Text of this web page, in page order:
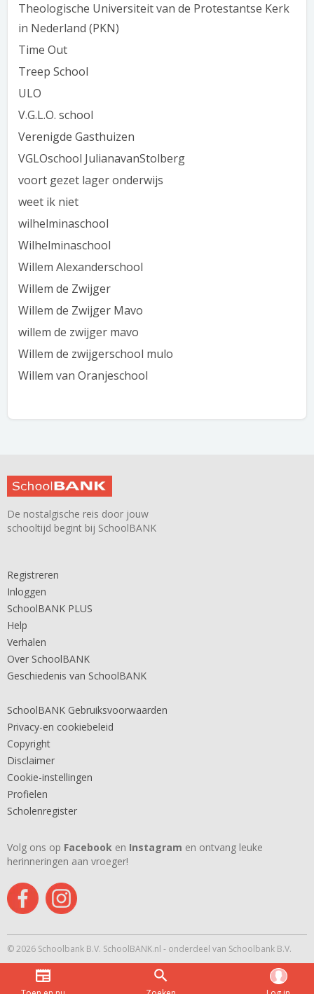
Theologische Universiteit van de Protestantse Kerk
in Nederland (PKN)
Time Out
Treep School
ULO
V.G.L.O. school
Verenigde Gasthuizen
VGLOschool JulianavanStolberg
voort gezet lager onderwijs
weet ik niet
wilhelminaschool
Wilhelminaschool
Willem Alexanderschool
Willem de Zwijger
Willem de Zwijger Mavo
willem de zwijger mavo
Willem de zwijgerschool mulo
Willem van Oranjeschool
De nostalgische reis door jouw
schooltijd begint bij SchoolBANK
Registreren
Inloggen
SchoolBANK PLUS
Help
Verhalen
Over SchoolBANK
Geschiedenis van SchoolBANK
SchoolBANK Gebruiksvoorwaarden
Privacy-en cookiebeleid
Copyright
Disclaimer
Cookie-instellingen
Profielen
Scholenregister
Volg ons op Facebook en Instagram en ontvang leuke
herinneringen aan vroeger!
© 2026 Schoolbank B.V. SchoolBANK.nl - onderdeel van Schoolbank B.V.